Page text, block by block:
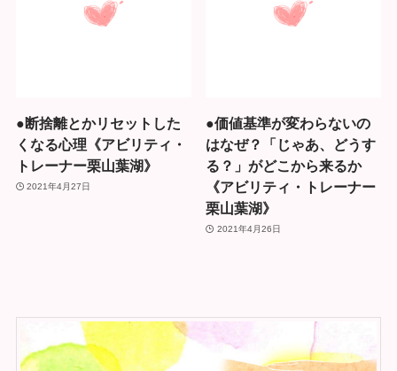
●断捨離とかリセットした
くなる心理《アビリティ・
トレーナー栗山葉湖》
2021年4月27日
●価値基準が変わらないの
はなぜ？「じゃあ、どうす
る？」がどこから来るか
《アビリティ・トレーナー
栗山葉湖》
2021年4月26日